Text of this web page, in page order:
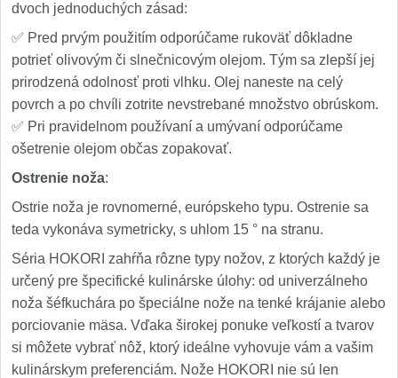
dvoch jednoduchých zásad:
✅ Pred prvým použitím odporúčame rukoväť dôkladne
potrieť olivovým či slnečnicovým olejom. Tým sa zlepší jej
prirodzená odolnosť proti vlhku. Olej naneste na celý
povrch a po chvíli zotrite nevstrebané množstvo obrúskom.
✅ Pri pravidelnom používaní a umývaní odporúčame
ošetrenie olejom občas zopakovať.
Ostrenie noža:
Ostrie noža je rovnomerné, európskeho typu. Ostrenie sa
teda vykonáva symetricky, s uhlom 15 ° na stranu.
Séria HOKORI zahŕňa rôzne typy nožov, z ktorých každý je
určený pre špecifické kulinárske úlohy: od univerzálneho
noža šéfkuchára po špeciálne nože na tenké krájanie alebo
porciovanie mäsa. Vďaka širokej ponuke veľkostí a tvarov
si môžete vybrať nôž, ktorý ideálne vyhovuje vám a vašim
kulinárskym preferenciám. Nože HOKORI nie sú len